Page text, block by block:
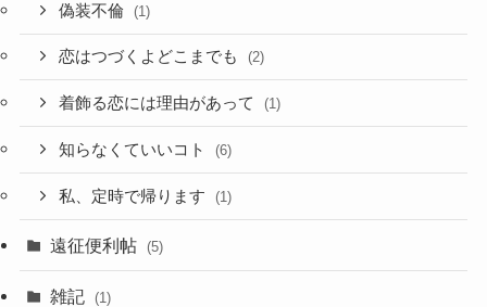
偽装不倫 (1)
恋はつづくよどこまでも (2)
着飾る恋には理由があって (1)
知らなくていいコト (6)
私、定時で帰ります (1)
遠征便利帖 (5)
雑記 (1)